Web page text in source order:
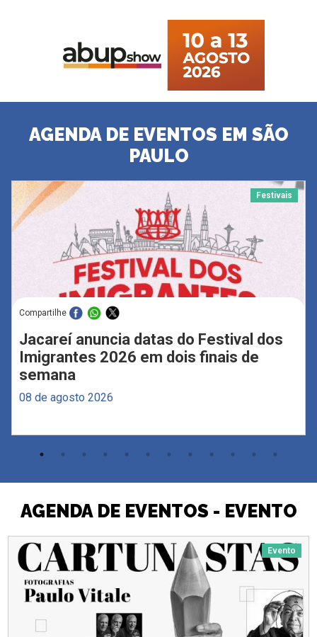
AGENDA DE EVENTOS EM SÃO
PAULO
Festivais
Compartilhe
Jacareí anuncia datas do Festival dos
Imigrantes 2026 em dois finais de
semana
08 de agosto 2026
AGENDA DE EVENTOS - EVENTO
Evento